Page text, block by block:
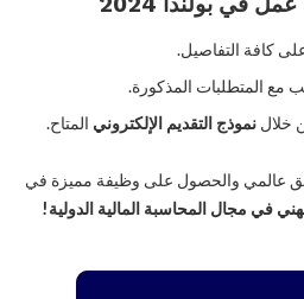
كافة التفاصيل.
مع المتطلبات المذكورة.
خلال نموذج التقديم الإلكتروني المتاح.
عالمي والحصول على وظيفة مميزة في
في مجال المحاسبة المالية الدولية!